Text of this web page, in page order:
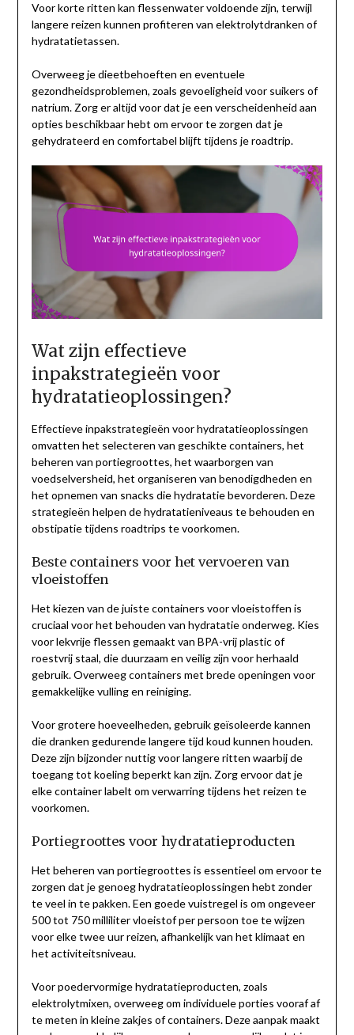
Voor korte ritten kan flessenwater voldoende zijn, terwijl
langere reizen kunnen profiteren van elektrolytdranken of
hydratatietassen.
Overweeg je dieetbehoeften en eventuele
gezondheidsproblemen, zoals gevoeligheid voor suikers of
natrium. Zorg er altijd voor dat je een verscheidenheid aan
opties beschikbaar hebt om ervoor te zorgen dat je
gehydrateerd en comfortabel blijft tijdens je roadtrip.
Wat zijn effectieve
inpakstrategieën voor
hydratatieoplossingen?
Effectieve inpakstrategieën voor hydratatieoplossingen
omvatten het selecteren van geschikte containers, het
beheren van portiegroottes, het waarborgen van
voedselversheid, het organiseren van benodigdheden en
het opnemen van snacks die hydratatie bevorderen. Deze
strategieën helpen de hydratatieniveaus te behouden en
obstipatie tijdens roadtrips te voorkomen.
Beste containers voor het vervoeren van
vloeistoffen
Het kiezen van de juiste containers voor vloeistoffen is
cruciaal voor het behouden van hydratatie onderweg. Kies
voor lekvrije flessen gemaakt van BPA-vrij plastic of
roestvrij staal, die duurzaam en veilig zijn voor herhaald
gebruik. Overweeg containers met brede openingen voor
gemakkelijke vulling en reiniging.
Voor grotere hoeveelheden, gebruik geïsoleerde kannen
die dranken gedurende langere tijd koud kunnen houden.
Deze zijn bijzonder nuttig voor langere ritten waarbij de
toegang tot koeling beperkt kan zijn. Zorg ervoor dat je
elke container labelt om verwarring tijdens het reizen te
voorkomen.
Portiegroottes voor hydratatieproducten
Het beheren van portiegroottes is essentieel om ervoor te
zorgen dat je genoeg hydratatieoplossingen hebt zonder
te veel in te pakken. Een goede vuistregel is om ongeveer
500 tot 750 milliliter vloeistof per persoon toe te wijzen
voor elke twee uur reizen, afhankelijk van het klimaat en
het activiteitsniveau.
Voor poedervormige hydratatieproducten, zoals
elektrolytmixen, overweeg om individuele porties vooraf af
te meten in kleine zakjes of containers. Deze aanpak maakt